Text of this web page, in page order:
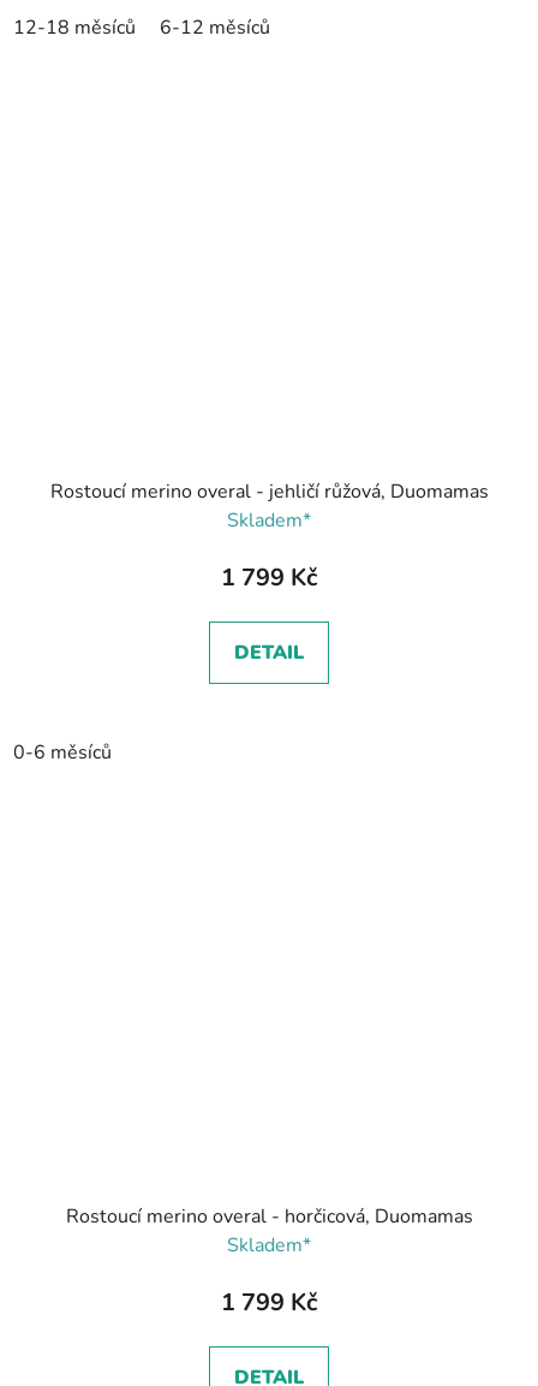
12-18 měsíců 6-12 měsíců
Rostoucí merino overal - jehličí růžová, Duomamas
Skladem*
1 799 Kč
DETAIL
0-6 měsíců
Rostoucí merino overal - horčicová, Duomamas
Skladem*
1 799 Kč
DETAIL